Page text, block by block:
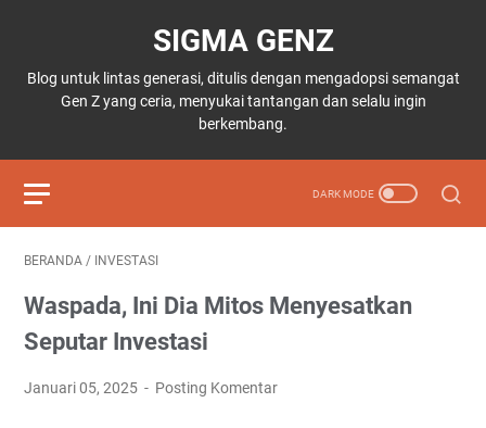
SIGMA GENZ
Blog untuk lintas generasi, ditulis dengan mengadopsi semangat
Gen Z yang ceria, menyukai tantangan dan selalu ingin
berkembang.
BERANDA / INVESTASI
Waspada, Ini Dia Mitos Menyesatkan
Seputar Investasi
Januari 05, 2025 Posting Komentar